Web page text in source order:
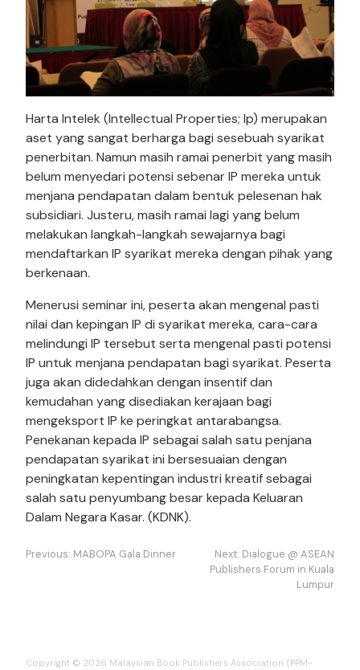
Harta Intelek (Intellectual Properties; Ip) merupakan
aset yang sangat berharga bagi sesebuah syarikat
penerbitan. Namun masih ramai penerbit yang masih
belum menyedari potensi sebenar IP mereka untuk
menjana pendapatan dalam bentuk pelesenan hak
subsidiari. Justeru, masih ramai lagi yang belum
melakukan langkah-langkah sewajarnya bagi
mendaftarkan IP syarikat mereka dengan pihak yang
berkenaan.
Menerusi seminar ini, peserta akan mengenal pasti
nilai dan kepingan IP di syarikat mereka, cara-cara
melindungi IP tersebut serta mengenal pasti potensi
IP untuk menjana pendapatan bagi syarikat. Peserta
juga akan didedahkan dengan insentif dan
kemudahan yang disediakan kerajaan bagi
mengeksport IP ke peringkat antarabangsa.
Penekanan kepada IP sebagai salah satu penjana
pendapatan syarikat ini bersesuaian dengan
peningkatan kepentingan industri kreatif sebagai
salah satu penyumbang besar kepada Keluaran
Dalam Negara Kasar. (KDNK).
Navigasi
Previous: MABOPA Gala Dinner Next: Dialogue @ ASEAN
Publishers Forum in Kuala
Lumpur
Copyright © 2026 Malaysian Book Publishers Association (PPM-